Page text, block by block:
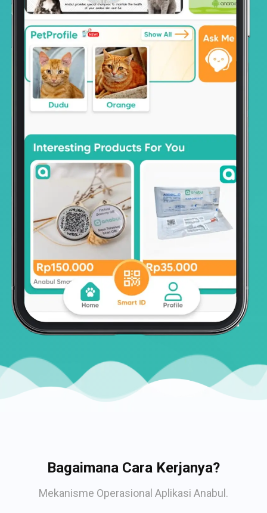
Bagaimana Cara Kerjanya?
Mekanisme Operasional Aplikasi Anabul.